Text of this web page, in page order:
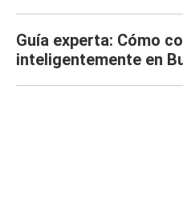
Guía experta: Cómo
inteligentemente en